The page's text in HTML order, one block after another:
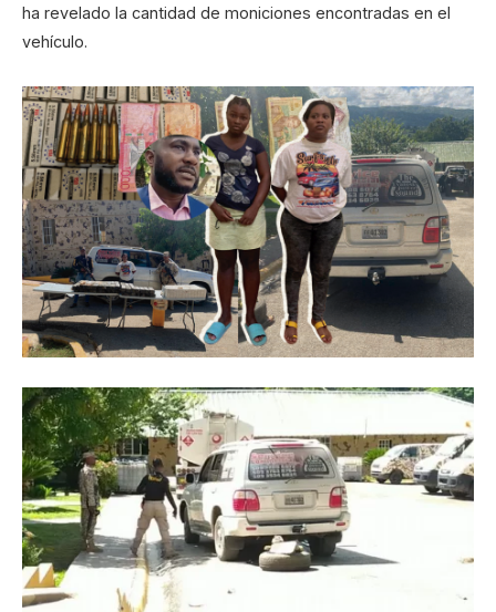
ha revelado la cantidad de moniciones encontradas en el
vehículo.